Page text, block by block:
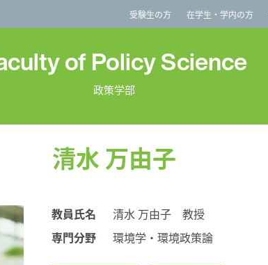
受験生の方 在学生・学内の方
of Policy Science
政策学部
清水 万由子
教員氏名
清水 万由子 教授
専門分野
環境学・環境政策論